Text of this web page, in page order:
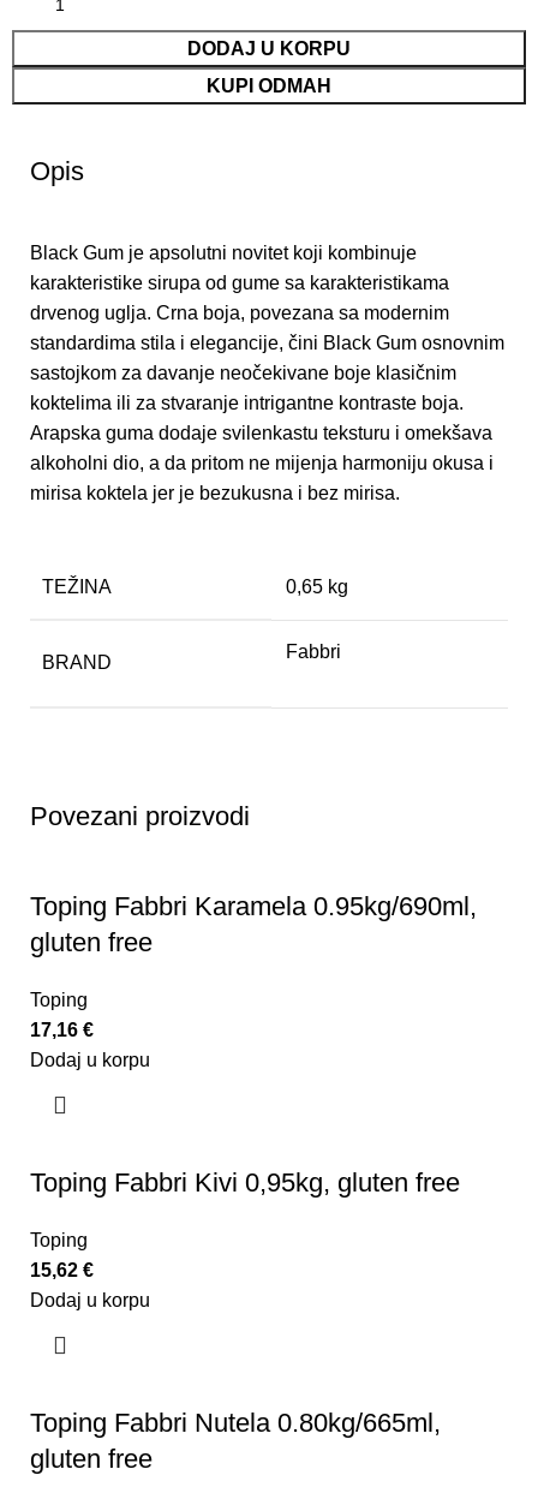
DODAJ U KORPU
KUPI ODMAH
Opis
Black Gum je apsolutni novitet koji kombinuje
karakteristike sirupa od gume sa karakteristikama
drvenog uglja. Crna boja, povezana sa modernim
standardima stila i elegancije, čini Black Gum osnovnim
sastojkom za davanje neočekivane boje klasičnim
koktelima ili za stvaranje intrigantne kontraste boja.
Arapska guma dodaje svilenkastu teksturu i omekšava
alkoholni dio, a da pritom ne mijenja harmoniju okusa i
mirisa koktela jer je bezukusna i bez mirisa.
TEŽINA 0,65 kg
BRAND
Fabbri
Povezani proizvodi
Toping Fabbri Karamela 0.95kg/690ml,
gluten free
Toping
17,16 €
Dodaj u korpu
Toping Fabbri Kivi 0,95kg, gluten free
Toping
15,62 €
Dodaj u korpu
Toping Fabbri Nutela 0.80kg/665ml,
gluten free